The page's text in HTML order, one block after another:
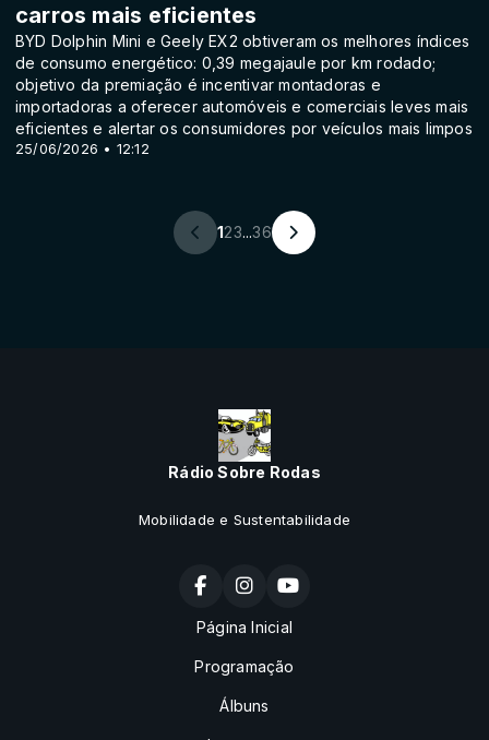
25/06/2026 • 12:12
carros mais eficientes
BYD Dolphin Mini e Geely EX2 obtiveram os melhores índices
de consumo energético: 0,39 megajaule por km rodado;
objetivo da premiação é incentivar montadoras e
importadoras a oferecer automóveis e comerciais leves mais
eficientes e alertar os consumidores por veículos mais limpos
123...36
Rádio Sobre Rodas
Mobilidade e Sustentabilidade
Página Inicial
Programação
Álbuns